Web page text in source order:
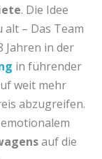
. Die Idee
– Das Team
Jahren in der
in führender
weit mehr
abzugreifen.
auf die